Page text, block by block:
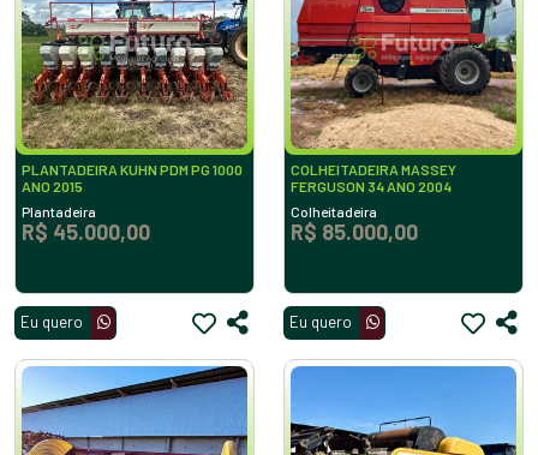
PLANTADEIRA KUHN PDM PG 1000
ANO 2015
Plantadeira
R$ 45.000,00
Eu quero
COLHEITADEIRA MASSEY
FERGUSON 34 ANO 2004
Colheitadeira
R$ 85.000,00
Eu quero